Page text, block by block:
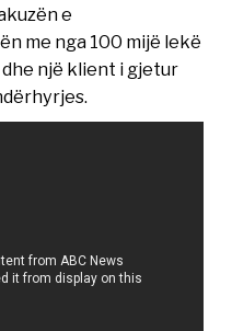
e
me nga 100 mijë lekë
një klient i gjetur